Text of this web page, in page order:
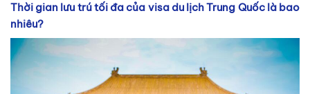
Thời gian lưu trú tối đa của visa du lịch Trung Quốc là bao
nhiêu?